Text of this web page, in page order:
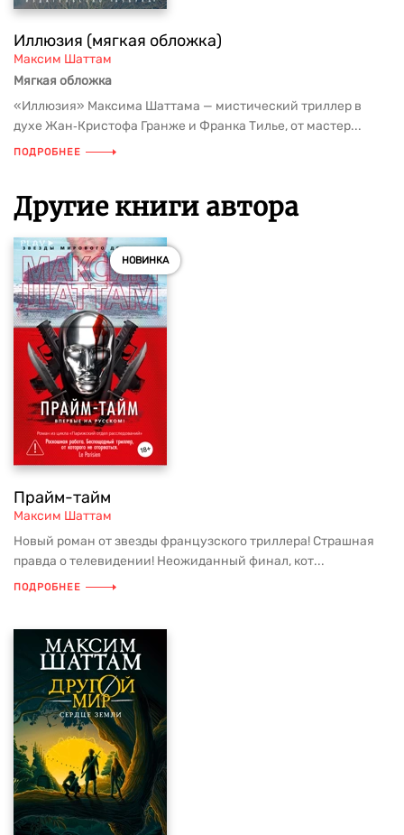
Иллюзия (мягкая обложка)
Максим Шаттам
Мягкая обложка
«Иллюзия» Максима Шаттама — мистический триллер в
духе Жан‑Кристофа Гранже и Франка Тилье, от мастер...
ПОДРОБНЕЕ
Другие книги автора
НОВИНКА
Прайм-тайм
Максим Шаттам
Новый роман от звезды французского триллера! Страшная
правда о телевидении! Неожиданный финал, кот...
ПОДРОБНЕЕ